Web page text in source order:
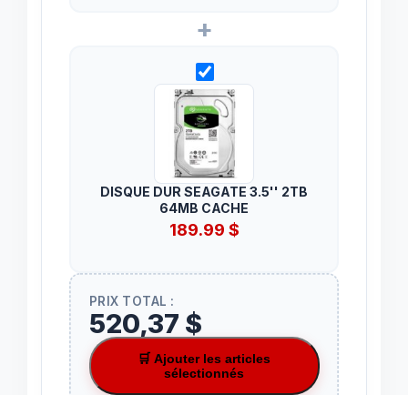
+
DISQUE DUR SEAGATE 3.5'' 2TB
64MB CACHE
189.99 $
PRIX TOTAL :
520,37 $
🛒 Ajouter les articles
sélectionnés